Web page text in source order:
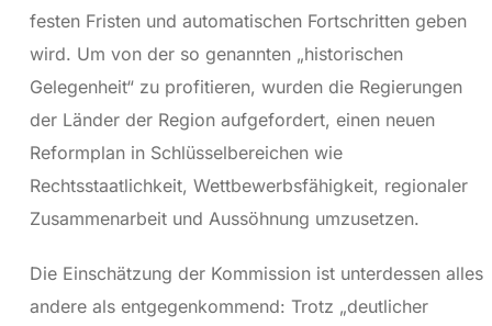
festen Fristen und automatischen Fortschritten geben
wird. Um von der so genannten „historischen
Gelegenheit“ zu profitieren, wurden die Regierungen
der Länder der Region aufgefordert, einen neuen
Reformplan in Schlüsselbereichen wie
Rechtsstaatlichkeit, Wettbewerbsfähigkeit, regionaler
Zusammenarbeit und Aussöhnung umzusetzen.
Die Einschätzung der Kommission ist unterdessen alles
andere als entgegenkommend: Trotz „deutlicher